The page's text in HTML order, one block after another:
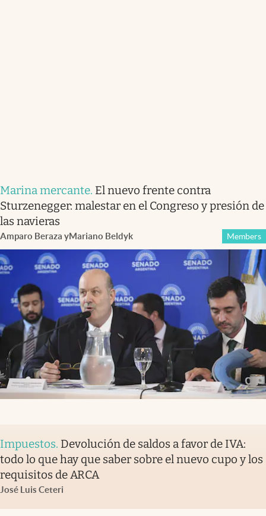
Marina mercante. El nuevo frente contra
Sturzenegger: malestar en el Congreso y presión de
las navieras
Amparo Beraza yMariano Beldyk Members
Impuestos. Devolución de saldos a favor de IVA:
todo lo que hay que saber sobre el nuevo cupo y los
requisitos de ARCA
José Luis Ceteri